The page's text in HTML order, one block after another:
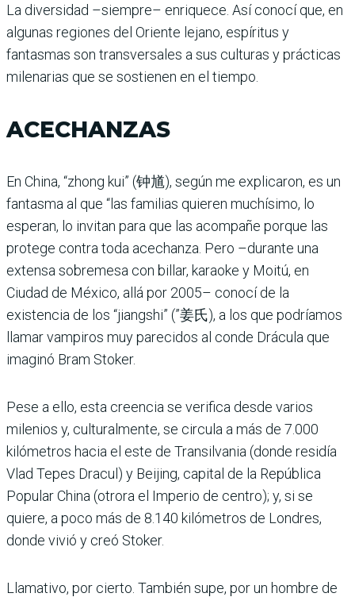
La diversidad –siempre– enriquece. Así conocí que, en
algunas regiones del Oriente lejano, espíritus y
fantasmas son transversales a sus culturas y prácticas
milenarias que se sostienen en el tiempo.
ACECHANZAS
En China, “zhong kui” (钟馗), según me explicaron, es un
fantasma al que “las familias quieren muchísimo, lo
espe­ran, lo invitan para que las acompañe porque las
protege contra toda acechanza. Pero –durante una
extensa sobre­mesa con billar, karaoke y Moitú, en
Ciudad de México, allá por 2005– conocí de la
existencia de los “jiangshi” (”姜氏), a los que podríamos
llamar vampiros muy pareci­dos al conde Drácula que
ima­ginó Bram Stoker.
Pese a ello, esta creencia se verifica desde varios
milenios y, culturalmente, se circula a más de 7.000
kilómetros hacia el este de Transilvania (donde residía
Vlad Tepes Dracul) y Beijing, capital de la República
Popular China (otrora el Imperio de centro); y, si se
quiere, a poco más de 8.140 kilómetros de Londres,
donde vivió y creó Stoker.
Llamativo, por cierto. Tam­bién supe, por un hombre de